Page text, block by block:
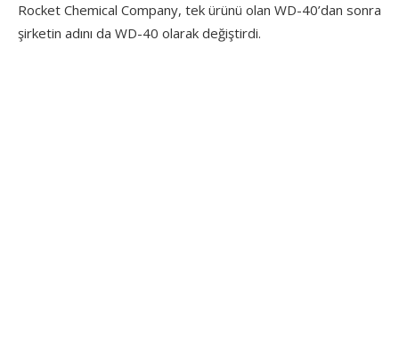
Rocket Chemical Company, tek ürünü olan WD-40’dan sonra
şirketin adını da WD-40 olarak değiştirdi.